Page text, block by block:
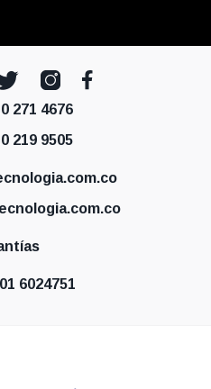
271 4676
219 9505
6024751